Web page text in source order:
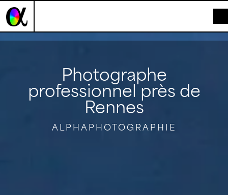
Photographe
professionnel près de
Rennes
ALPHAPHOTOGRAPHIE
Panneau de gestion des cookies